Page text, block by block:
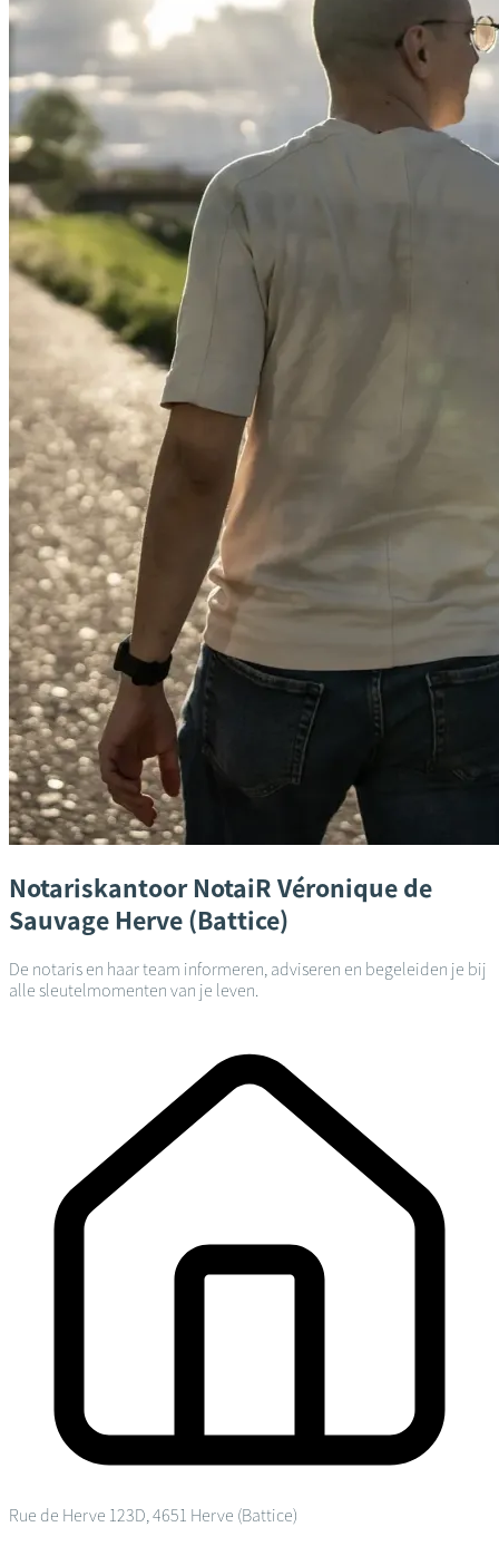
Notariskantoor NotaiR Véronique de
Sauvage Herve (Battice)
De notaris en haar team informeren, adviseren en begeleiden je bij
alle sleutelmomenten van je leven.
Rue de Herve 123D, 4651 Herve (Battice)